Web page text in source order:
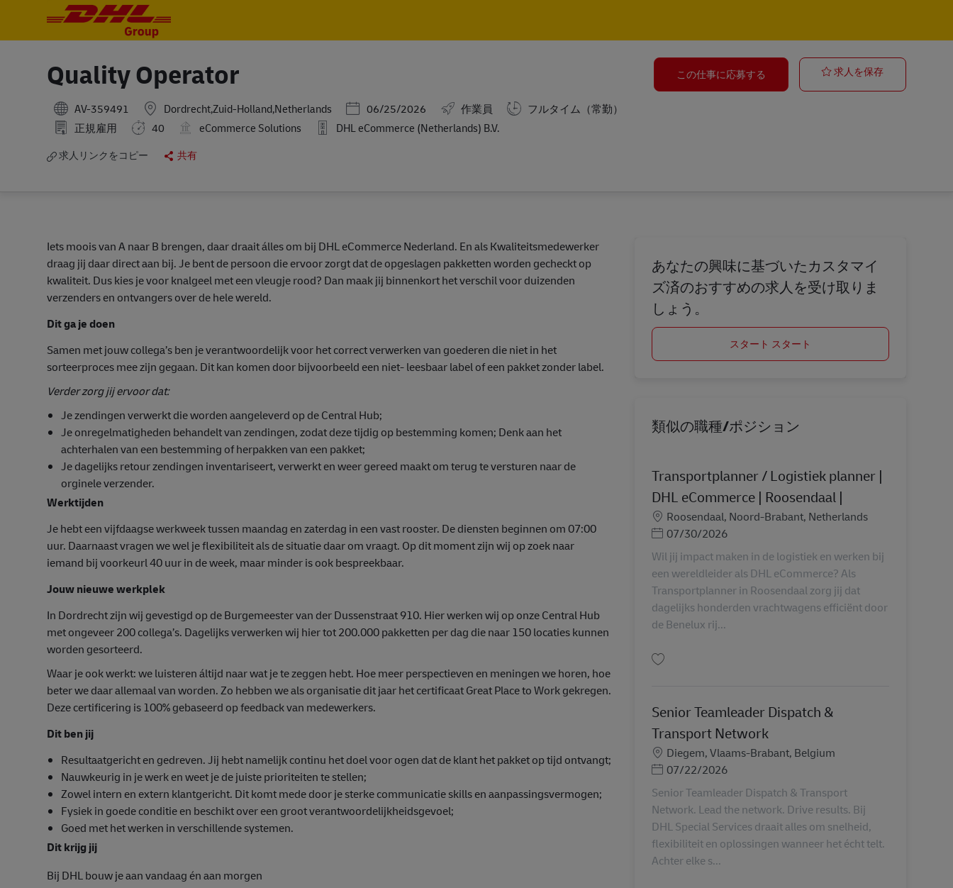
Quality Operator
AV-359491 Dordrecht,Zuid-Holland,Netherlands Posted Date
06/25/2026 作業員
フルタイム（常勤）
正規雇用
40 eCommerce Solutions DHL eCommerce (Netherlands) B.V.
求人リンクをコピー 共有
この仕事に応募する 求人を保存
Iets moois van A naar B brengen, daar draait álles om bij DHL eCommerce Nederland. En als Kwaliteitsmedewerker
draag jij daar direct aan bij. Je bent de persoon die ervoor zorgt dat de opgeslagen pakketten worden gecheckt op
kwaliteit. Dus kies je voor knalgeel met een vleugje rood? Dan maak jij binnenkort het verschil voor duizenden
verzenders en ontvangers over de hele wereld.
Dit ga je doen
Samen met jouw collega’s ben je verantwoordelijk voor het correct verwerken van goederen die niet in het
sorteerproces mee zijn gegaan. Dit kan komen door bijvoorbeeld een niet- leesbaar label of een pakket zonder label.
Verder zorg jij ervoor dat:
Je zendingen verwerkt die worden aangeleverd op de Central Hub;
Je onregelmatigheden behandelt van zendingen, zodat deze tijdig op bestemming komen; Denk aan het
achterhalen van een bestemming of herpakken van een pakket;
Je dagelijks retour zendingen inventariseert, verwerkt en weer gereed maakt om terug te versturen naar de
orginele verzender.
Werktijden
Je hebt een vijfdaagse werkweek tussen maandag en zaterdag in een vast rooster. De diensten beginnen om 07:00
uur. Daarnaast vragen we wel je flexibiliteit als de situatie daar om vraagt. Op dit moment zijn wij op zoek naar
iemand bij voorkeurl 40 uur in de week, maar minder is ook bespreekbaar.
Jouw nieuwe werkplek
In Dordrecht zijn wij gevestigd op de Burgemeester van der Dussenstraat 910. Hier werken wij op onze Central Hub
met ongeveer 200 collega’s. Dagelijks verwerken wij hier tot 200.000 pakketten per dag die naar 150 locaties kunnen
worden gesorteerd.
Waar je ook werkt: we luisteren áltijd naar wat je te zeggen hebt. Hoe meer perspectieven en meningen we horen, hoe
beter we daar allemaal van worden. Zo hebben we als organisatie dit jaar het certificaat Great Place to Work gekregen.
Deze certificering is 100% gebaseerd op feedback van medewerkers.
Dit ben jij
Resultaatgericht en gedreven. Jij hebt namelijk continu het doel voor ogen dat de klant het pakket op tijd ontvangt;
Nauwkeurig in je werk en weet je de juiste prioriteiten te stellen;
Zowel intern en extern klantgericht. Dit komt mede door je sterke communicatie skills en aanpassingsvermogen;
Fysiek in goede conditie en beschikt over een groot verantwoordelijkheidsgevoel;
Goed met het werken in verschillende systemen.
Dit krijg jij
Bij DHL bouw je aan vandaag én aan morgen
あなたの興味に基づいたカスタマイ
ズ済のおすすめの求人を受け取りま
しょう。
スタート スタート
類似の職種/ポジション
Transportplanner / Logistiek planner |
DHL eCommerce | Roosendaal |
勤務地
Roosendaal, Noord-Brabant, Netherlands
Posted Date
07/30/2026
Wil jij impact maken in de logistiek en werken bij
een wereldleider als DHL eCommerce? Als
Transportplanner in Roosendaal zorg jij dat
dagelijks honderden vrachtwagens efficiënt door
de Benelux rij...
Senior Teamleader Dispatch &
Transport Network
勤務地
Diegem, Vlaams-Brabant, Belgium
Posted Date
07/22/2026
Senior Teamleader Dispatch & Transport
Network. Lead the network. Drive results. Bij
DHL Special Services draait alles om snelheid,
flexibiliteit en oplossingen wanneer het écht telt.
Achter elke s...